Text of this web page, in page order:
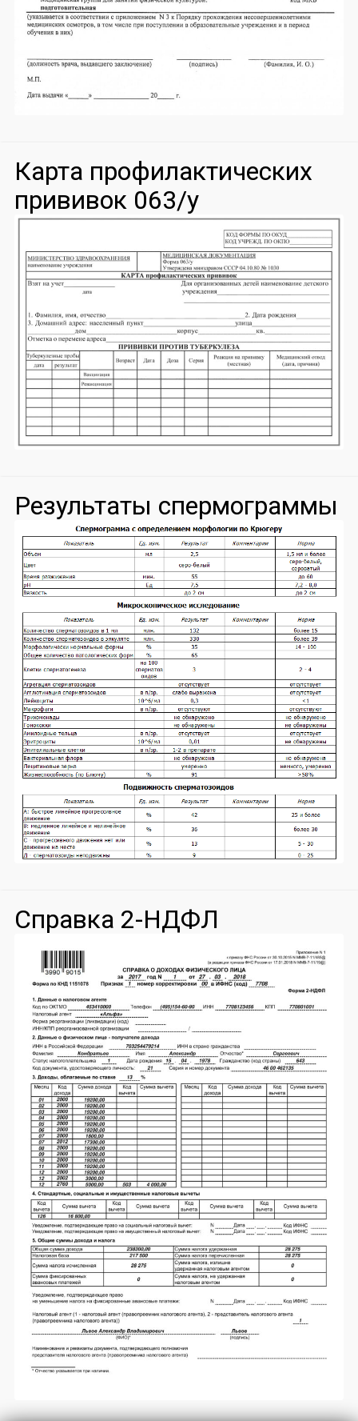
Карта профилактических
прививок 063/у
Результаты спермограммы
Справка 2-НДФЛ